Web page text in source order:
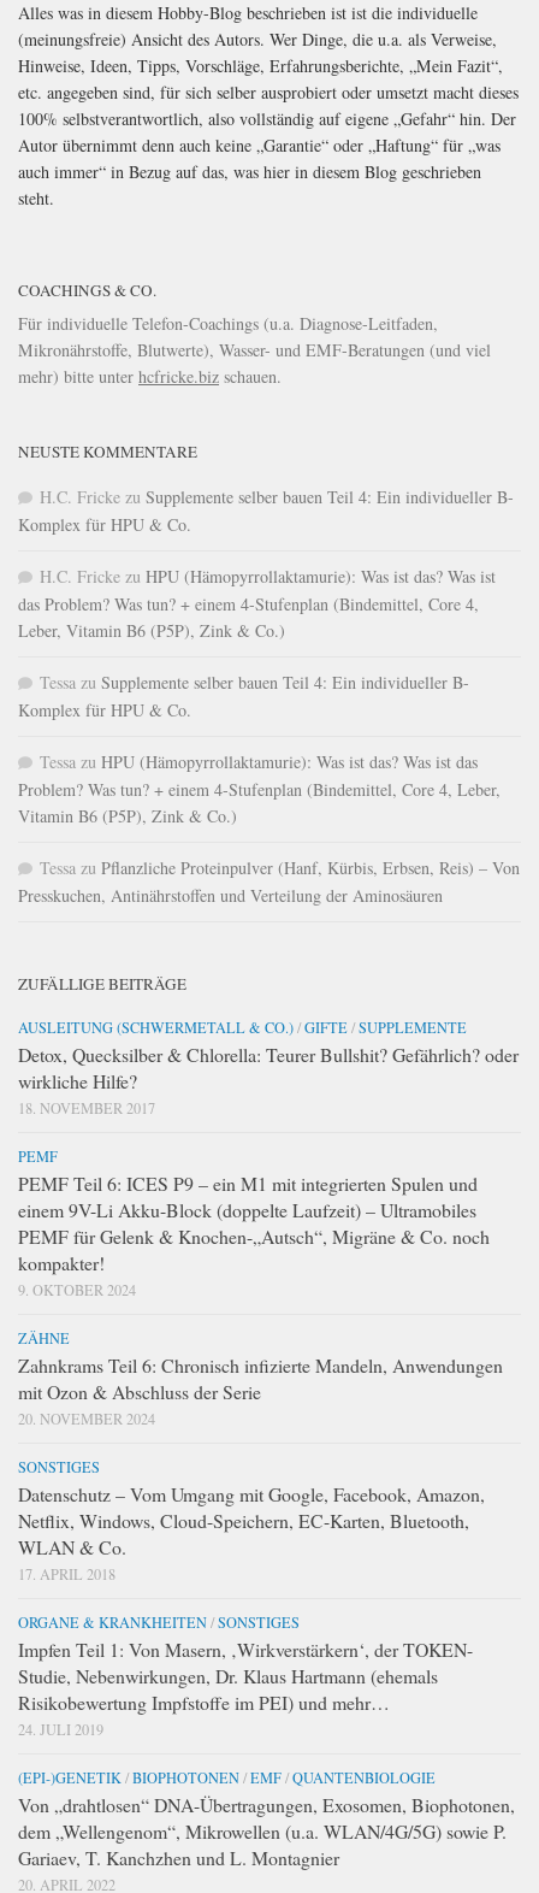
Alles was in diesem Hobby-Blog beschrieben ist ist die individuelle
(meinungsfreie) Ansicht des Autors. Wer Dinge, die u.a. als Verweise,
Hinweise, Ideen, Tipps, Vorschläge, Erfahrungsberichte, „Mein Fazit“,
etc. angegeben sind, für sich selber ausprobiert oder umsetzt macht dieses
100% selbstverantwortlich, also vollständig auf eigene „Gefahr“ hin. Der
Autor übernimmt denn auch keine „Garantie“ oder „Haftung“ für „was
auch immer“ in Bezug auf das, was hier in diesem Blog geschrieben
steht.
COACHINGS & CO.
Für individuelle Telefon-Coachings (u.a. Diagnose-Leitfaden,
Mikronährstoffe, Blutwerte), Wasser- und EMF-Beratungen (und viel
mehr) bitte unter hcfricke.biz schauen.
NEUSTE KOMMENTARE
H.C. Fricke zu Supplemente selber bauen Teil 4: Ein individueller B-
Komplex für HPU & Co.
H.C. Fricke zu HPU (Hämopyrrollaktamurie): Was ist das? Was ist
das Problem? Was tun? + einem 4-Stufenplan (Bindemittel, Core 4,
Leber, Vitamin B6 (P5P), Zink & Co.)
Tessa zu Supplemente selber bauen Teil 4: Ein individueller B-
Komplex für HPU & Co.
Tessa zu HPU (Hämopyrrollaktamurie): Was ist das? Was ist das
Problem? Was tun? + einem 4-Stufenplan (Bindemittel, Core 4, Leber,
Vitamin B6 (P5P), Zink & Co.)
Tessa zu Pflanzliche Proteinpulver (Hanf, Kürbis, Erbsen, Reis) – Von
Presskuchen, Antinährstoffen und Verteilung der Aminosäuren
ZUFÄLLIGE BEITRÄGE
AUSLEITUNG (SCHWERMETALL & CO.)/GIFTE/SUPPLEMENTE
Detox, Quecksilber & Chlorella: Teurer Bullshit? Gefährlich? oder
wirkliche Hilfe?
18. NOVEMBER 2017
PEMF
PEMF Teil 6: ICES P9 – ein M1 mit integrierten Spulen und
einem 9V-Li Akku-Block (doppelte Laufzeit) – Ultramobiles
PEMF für Gelenk & Knochen-„Autsch“, Migräne & Co. noch
kompakter!
9. OKTOBER 2024
ZÄHNE
Zahnkrams Teil 6: Chronisch infizierte Mandeln, Anwendungen
mit Ozon & Abschluss der Serie
20. NOVEMBER 2024
SONSTIGES
Datenschutz – Vom Umgang mit Google, Facebook, Amazon,
Netflix, Windows, Cloud-Speichern, EC-Karten, Bluetooth,
WLAN & Co.
17. APRIL 2018
ORGANE & KRANKHEITEN/SONSTIGES
Impfen Teil 1: Von Masern, ‚Wirkverstärkern‘, der TOKEN-
Studie, Nebenwirkungen, Dr. Klaus Hartmann (ehemals
Risikobewertung Impfstoffe im PEI) und mehr…
24. JULI 2019
(EPI-)GENETIK /BIOPHOTONEN/EMF/QUANTENBIOLOGIE
Von „drahtlosen“ DNA-Übertragungen, Exosomen, Biophotonen,
dem „Wellengenom“, Mikrowellen (u.a. WLAN/4G/5G) sowie P.
Gariaev, T. Kanchzhen und L. Montagnier
20. APRIL 2022